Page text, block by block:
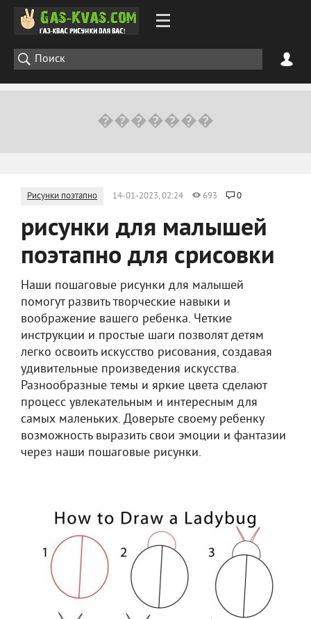
Рисунки поэтапно 14-01-2023, 02:24 693 0
рисунки для малышей
поэтапно для срисовки
Наши пошаговые рисунки для малышей
помогут развить творческие навыки и
воображение вашего ребенка. Четкие
инструкции и простые шаги позволят детям
легко освоить искусство рисования, создавая
удивительные произведения искусства.
Разнообразные темы и яркие цвета сделают
процесс увлекательным и интересным для
самых маленьких. Доверьте своему ребенку
возможность выразить свои эмоции и фантазии
через наши пошаговые рисунки.